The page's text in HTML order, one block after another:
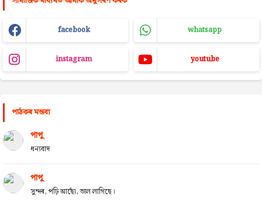
facebook whatsapp
instagram youtube
পাঠকৰ মন্তব্য
পাপু
ধন্যবাদ
পাপু
সুন্দৰ, পঢ়ি আছোঁ, ভাল লাগিছে।